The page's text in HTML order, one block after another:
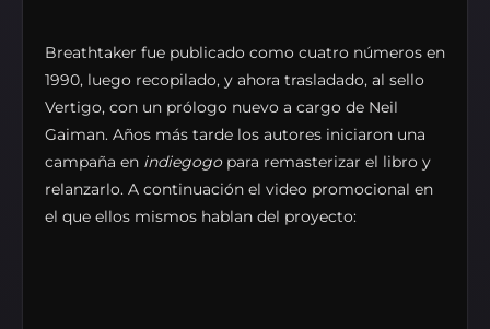
Breathtaker fue publicado como cuatro números en
1990, luego recopilado, y ahora trasladado, al sello
Vertigo, con un prólogo nuevo a cargo de Neil
Gaiman. Años más tarde los autores iniciaron una
campaña en indiegogo para remasterizar el libro y
relanzarlo. A continuación el video promocional en
el que ellos mismos hablan del proyecto: